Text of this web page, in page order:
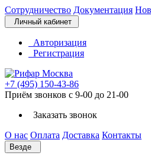
Сотрудничество Документация
Личный кабинет
Авторизация
Регистрация
+7 (495) 150-43-86
Приём звонков с 9-00 до 21-00
Заказать звонок
О нас Оплата Доставка Контакты
Везде